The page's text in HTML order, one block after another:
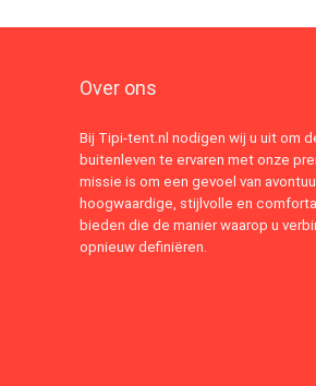
Over ons
Bij Tipi-tent.nl nodigen wij u uit om
buitenleven te ervaren met onze
missie is om een gevoel van
hoogwaardige, stijlvolle en
bieden die de manier waarop u
opnieuw definiëren.